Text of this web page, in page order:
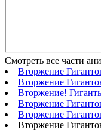
Смотреть все части
Вторжение
Вторжение
Вторжение!
Вторжение
Вторжение
Вторжение